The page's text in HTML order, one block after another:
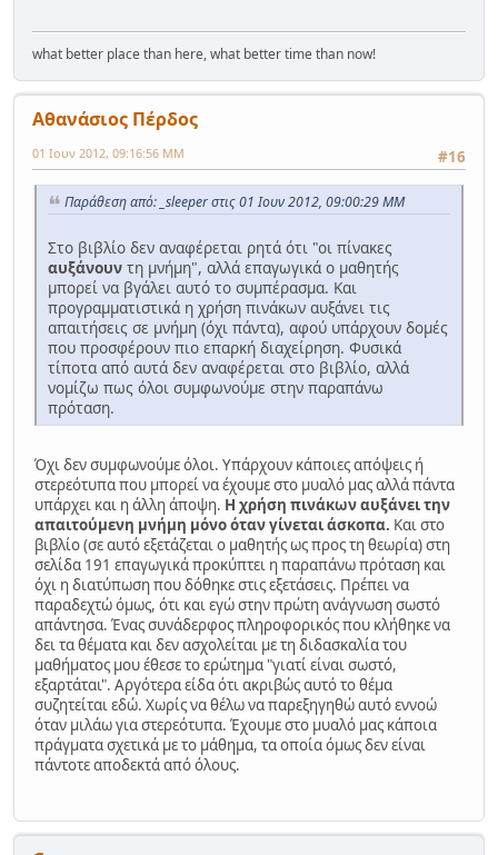
what better place than here, what better time than now!
Αθανάσιος Πέρδος
#16
01 Ιουν 2012, 09:16:56 ΜΜ
Παράθεση από: _sleeper στις 01 Ιουν 2012, 09:00:29 ΜΜ
Στο βιβλίο δεν αναφέρεται ρητά ότι "οι πίνακες
αυξάνουν τη μνήμη", αλλά επαγωγικά ο μαθητής
μπορεί να βγάλει αυτό το συμπέρασμα. Και
προγραμματιστικά η χρήση πινάκων αυξάνει τις
απαιτήσεις σε μνήμη (όχι πάντα), αφού υπάρχουν δομές
που προσφέρουν πιο επαρκή διαχείρηση. Φυσικά
τίποτα από αυτά δεν αναφέρεται στο βιβλίο, αλλά
νομίζω πως όλοι συμφωνούμε στην παραπάνω
πρόταση.
Όχι δεν συμφωνούμε όλοι. Υπάρχουν κάποιες απόψεις ή
στερεότυπα που μπορεί να έχουμε στο μυαλό μας αλλά πάντα
υπάρχει και η άλλη άποψη. Η χρήση πινάκων αυξάνει την
απαιτούμενη μνήμη μόνο όταν γίνεται άσκοπα. Και στο
βιβλίο (σε αυτό εξετάζεται ο μαθητής ως προς τη θεωρία) στη
σελίδα 191 επαγωγικά προκύπτει η παραπάνω πρόταση και
όχι η διατύπωση που δόθηκε στις εξετάσεις. Πρέπει να
παραδεχτώ όμως, ότι και εγώ στην πρώτη ανάγνωση σωστό
απάντησα. Ένας συνάδερφος πληροφορικός που κλήθηκε να
δει τα θέματα και δεν ασχολείται με τη διδασκαλία του
μαθήματος μου έθεσε το ερώτημα "γιατί είναι σωστό,
εξαρτάται". Αργότερα είδα ότι ακριβώς αυτό το θέμα
συζητείται εδώ. Χωρίς να θέλω να παρεξηγηθώ αυτό εννοώ
όταν μιλάω για στερεότυπα. Έχουμε στο μυαλό μας κάποια
πράγματα σχετικά με το μάθημα, τα οποία όμως δεν είναι
πάντοτε αποδεκτά από όλους.